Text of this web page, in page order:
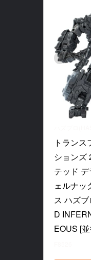
トラン
ションズ
テッド
ェルナッ
ス ハズ
D
EOUS [